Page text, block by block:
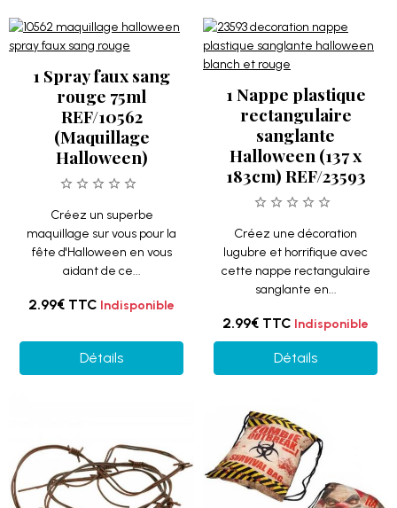
1 Spray faux sang
rouge 75ml
REF/10562
(Maquillage
Halloween)
Créez un superbe
maquillage sur vous pour la
fête d'Halloween en vous
aidant de ce...
2.99€ TTC Indisponible
Détails
1 Nappe plastique
rectangulaire
sanglante
Halloween (137 x
183cm) REF/23593
Créez une décoration
lugubre et horrifique avec
cette nappe rectangulaire
sanglante en...
2.99€ TTC Indisponible
Détails